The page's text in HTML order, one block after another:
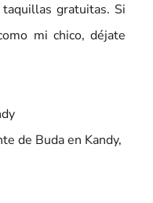
gratuitas. Si
mi chico, déjate
de Buda en Kandy,